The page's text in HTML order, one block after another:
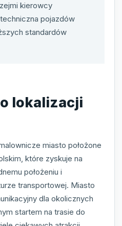
kierowcy
pojazdów
standardów
lokalizacji
miasto położone
które zyskuje na
położeniu i
transportowej. Miasto
dla okolicznych
startem na trasie do